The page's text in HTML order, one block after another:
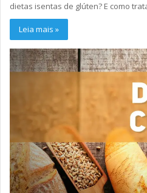
dietas isentas de glúten? E como
Leia mais »